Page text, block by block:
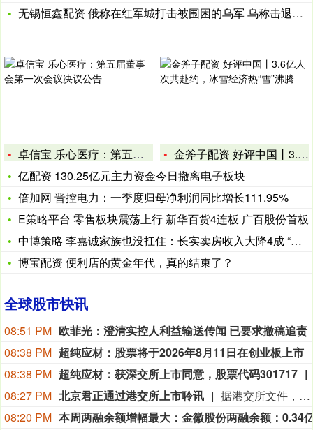
无锡恒鑫配资 俄称在红军城打击被围困的乌军 乌称击退俄军进攻
卓信宝 乐心医疗：第五届董事会第一次会议决议公告
金斧子配资 好评中国丨3.6亿人次共赴约，冰雪经济热“雪”沸
亿配资 130.25亿元主力资金今日撤离电子板块
倍加网 晋控电力：一季度归母净利润同比增长111.95%
E策略平台 零售板块震荡上行 新华百货4连板 广百股份首板
中博策略 李嘉诚家族也没扛住：长实卖房收入大降4成 “我们没
博宝配资 便利店的黄金年代，真的结束了？
全球股市快讯
08:51 PM 欧菲光：澄清实控人利益输送传闻 已要求撤稿追责
08:38 PM 超纯应材：股票将于2026年8月11日在创业板上市
08:38 PM 超纯应材：获深交所上市同意，股票代码301717
08:27 PM 北京君正通过港交所上市聆讯
据港交所文件，8月9日，北京君正集成电路股份有限公司更新聆讯后资料集，意味着该公司港交所IPO通过聆讯。
08:20 PM